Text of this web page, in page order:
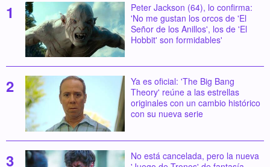
Peter Jackson (64), lo confirma:
'No me gustan los orcos de 'El
Señor de los Anillos', los de 'El
Hobbit' son formidables'
Ya es oficial: 'The Big Bang
Theory' reúne a las estrellas
originales con un cambio histórico
con su nueva serie
No está cancelada, pero la nueva